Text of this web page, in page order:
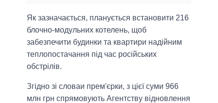
Як зазначається, планується встановити 216
блочно-модульних котелень, щоб
забезпечити будинки та квартири надійним
теплопостачання під час російських
обстрілів.
Згідно зі словаи прем'єрки, з цієї суми 966
млн грн спрямовують Агентству відновлення